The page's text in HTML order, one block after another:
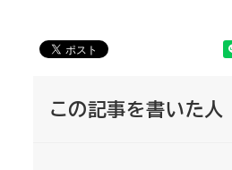
この記事を書いた人